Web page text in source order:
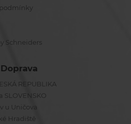
Schneiders
Doprava
REPUBLIKA
SLOVENSKO
u Uničova
Hradiště